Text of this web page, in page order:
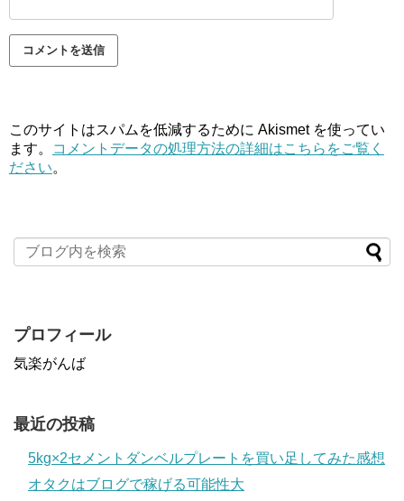
このサイトはスパムを低減するために Akismet を使ってい
ます。
コメントデータの処理方法の詳細はこちらをご覧く
ださい。
プロフィール
気楽がんば
最近の投稿
5kg×2セメントダンベルプレートを買い足してみた感想
オタクはブログで稼げる可能性大